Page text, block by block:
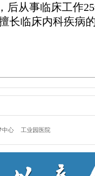
后从事临床工作
长临床内科疾病
中心 工业园医院